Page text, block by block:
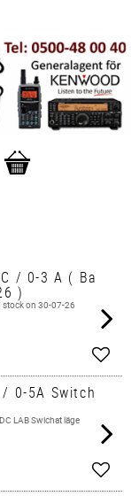
Kundvagn
/ 0-3 A ( Ba
)
stock on 30-07-26
0-5A Switch
LAB Swichat läge